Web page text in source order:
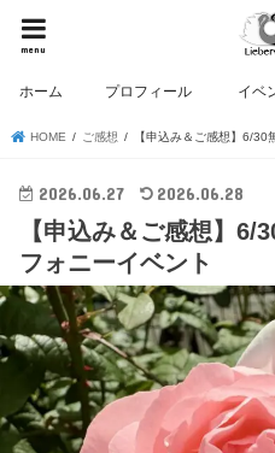
menu
ホーム プロフィール イベ
HOME ご感想 【申込み＆ご感想】6/30
2026.06.27 2026.06.28
【申込み＆ご感想】6/
フォニーイベント